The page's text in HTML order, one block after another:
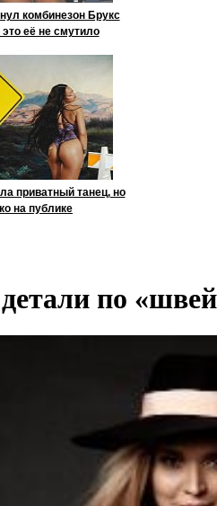
комбинезон Брукс
её не смутило
приватный танец, но
на публике
по